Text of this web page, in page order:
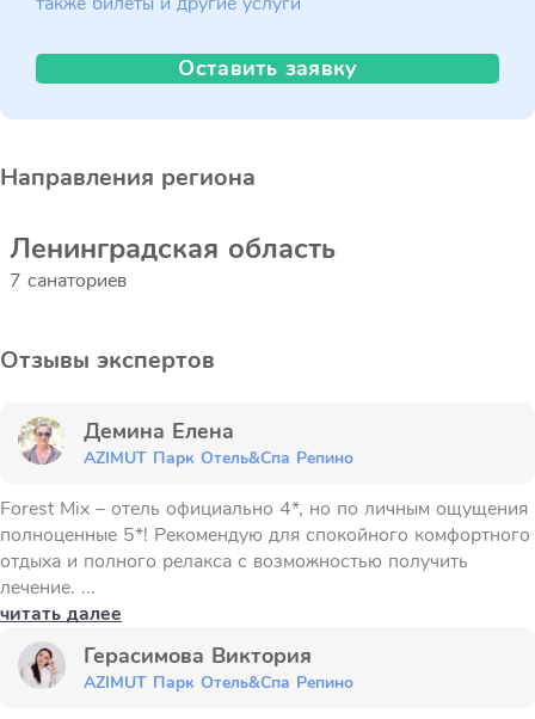
Оставить заявку
Направления региона
Ленинградская область
7 санаториев
Отзывы экспертов
Демина Елена
AZIMUT Парк Отель&Спа Репино
Forest Mix – отель официально 4*, но по личным ощущения
полноценные 5*! Рекомендую для спокойного комфортного
отдыха и полного релакса с возможностью получить
лечение. ...
читать далее
Герасимова Виктория
AZIMUT Парк Отель&Спа Репино